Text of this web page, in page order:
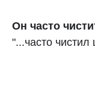
Он часто
"...часто